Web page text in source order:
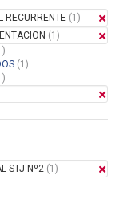
RECURRENTE (1)
(1)
(1)
STJ Nº2 (1)